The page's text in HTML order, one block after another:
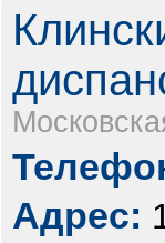
Адрес: